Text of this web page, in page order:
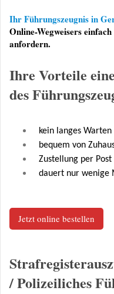
Ihr Führungszeugnis in
Online-Wegweisers
anfordern.
Ihre Vorteile
des
kein langes
bequem von
Zustellung per Post
dauert nur wenige
Jetzt online bestellen
/ Polizeiliches